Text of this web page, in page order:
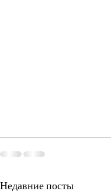
Недавние посты